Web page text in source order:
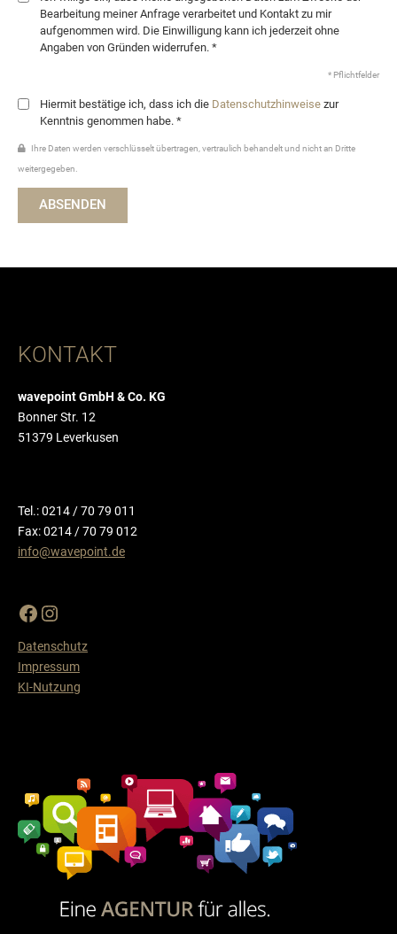
Bearbeitung meiner Anfrage verarbeitet und Kontakt zu mir
aufgenommen wird. Die Einwilligung kann ich jederzeit ohne
Angaben von Gründen widerrufen. *
* Pflichtfelder
Hiermit bestätige ich, dass ich die Datenschutzhinweise zur
Kenntnis genommen habe. *
Ihre Daten werden verschlüsselt übertragen, vertraulich behandelt und nicht an Dritte
weitergegeben.
ABSENDEN
KONTAKT
wavepoint GmbH & Co. KG
Bonner Str. 12
51379 Leverkusen
Tel.: 0214 / 70 79 011
Fax: 0214 / 70 79 012
info@wavepoint.de
Datenschutz
Impressum
KI-Nutzung